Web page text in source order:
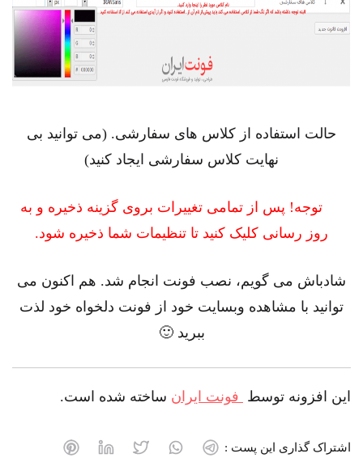
حالت استفاده از کلاس های سفارشی. (می توانید بی
نهایت کلاس سفارشی ایجاد کنید)
توجه! پس از تمامی تغییرات بروی گزینه ذخیره و به
روز رسانی کلیک کنید تا تنظیمات شما ذخیره شود.
شادباش می گویم، نصب فونت انجام شد. هم اکنون می
توانید با مشاهده وبسایت خود از فونت دلخواه خود لذت
ببرید 🙂
این افزونه توسط فونت ایران ساخته شده است.
اشتراک گذاری این پست :